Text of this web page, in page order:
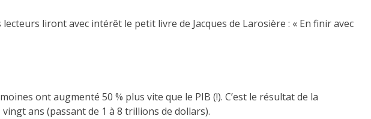
liront avec intérêt le petit livre de Jacques de Larosière : « En finir avec
ont augmenté 50 % plus vite que le PIB (!). C’est le résultat de la
ans (passant de 1 à 8 trillions de dollars).